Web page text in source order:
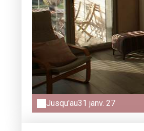
Jusqu'au31 janv. 27